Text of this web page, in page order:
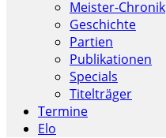
Meister-Chronik
Geschichte
Partien
Publikationen
Specials
Titelträger
Termine
Elo